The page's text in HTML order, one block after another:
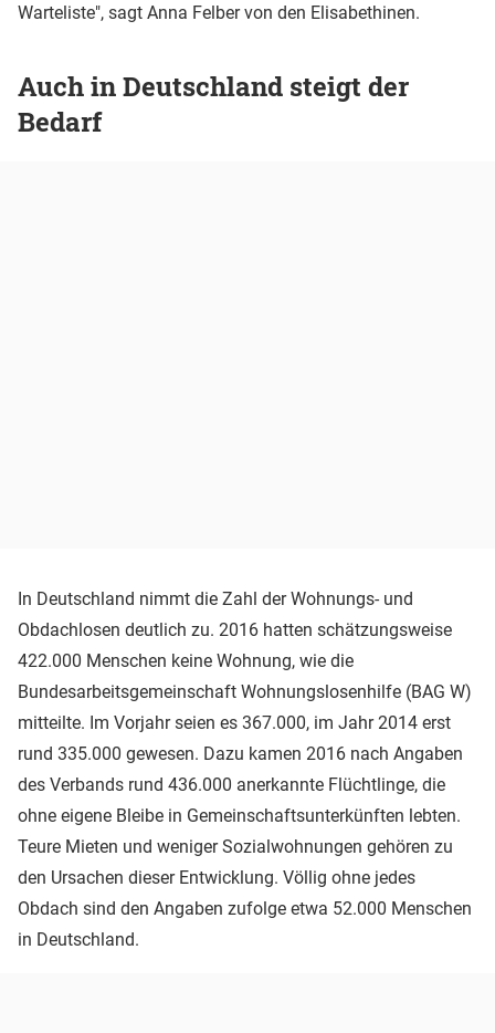
Warteliste", sagt Anna Felber von den Elisabethinen.
Auch in Deutschland steigt der
Bedarf
In Deutschland nimmt die Zahl der Wohnungs- und
Obdachlosen deutlich zu. 2016 hatten schätzungsweise
422.000 Menschen keine Wohnung, wie die
Bundesarbeitsgemeinschaft Wohnungslosenhilfe (BAG W)
mitteilte. Im Vorjahr seien es 367.000, im Jahr 2014 erst
rund 335.000 gewesen. Dazu kamen 2016 nach Angaben
des Verbands rund 436.000 anerkannte Flüchtlinge, die
ohne eigene Bleibe in Gemeinschaftsunterkünften lebten.
Teure Mieten und weniger Sozialwohnungen gehören zu
den Ursachen dieser Entwicklung. Völlig ohne jedes
Obdach sind den Angaben zufolge etwa 52.000 Menschen
in Deutschland.